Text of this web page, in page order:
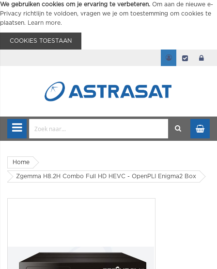
We gebruiken cookies om je ervaring te verbeteren. Om aan de nieuwe e-
Privacy richtlijn te voldoen, vragen we je om toestemming om cookies te
plaatsen.
Learn more.
COOKIES TOESTAAN
Home
Zgemma H8.2H Combo Full HD HEVC - OpenPLI Enigma2 Box